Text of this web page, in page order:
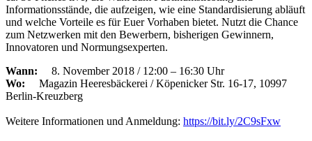
Informationsstände, die aufzeigen, wie eine Standardisierung abläuft
und welche Vorteile es für Euer Vorhaben bietet. Nutzt die Chance
zum Netzwerken mit den Bewerbern, bisherigen Gewinnern,
Innovatoren und Normungsexperten.
Wann: 8. November 2018 / 12:00 – 16:30 Uhr
Wo:
Magazin Heeresbäckerei / Köpenicker Str. 16-17, 10997
Berlin-Kreuzberg
Weitere Informationen und Anmeldung: https://bit.ly/2C9sFxw